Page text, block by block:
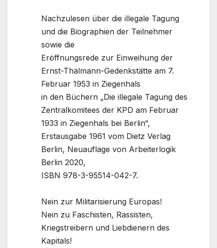
Nachzulesen über die illegale Tagung
und die Biographien der Teilnehmer
sowie die
Eröffnungsrede zur Einweihung der
Ernst-Thälmann-Gedenkstätte am 7.
Februar 1953 in Ziegenhals
in den Büchern „Die illegale Tagung des
Zentralkomitees der KPD am Februar
1933 in Ziegenhals bei Berlin“,
Erstausgabe 1961 vom Dietz Verlag
Berlin, Neuauflage von Arbeiterlogik
Berlin 2020,
ISBN 978-3-95514-042-7.
Nein zur Militarisierung Europas!
Nein zu Faschisten, Rassisten,
Kriegstreibern und Liebdienern des
Kapitals!